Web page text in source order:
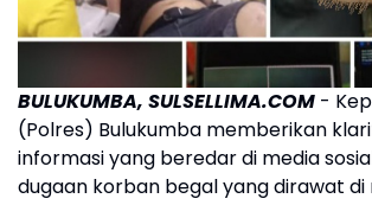
BULUKUMBA, SULSELLIMA.COM -
(Polres) Bulukumba memberikan
informasi yang beredar di media
dugaan korban begal yang dirawat di